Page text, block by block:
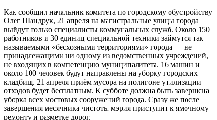
Как сообщил начальник комитета по городскому обустройству
Олег Шандрук, 21 апреля на магистральные улицы города
выйдут только специалисты коммунальных служб. Около 150
работников и 30 единиц специальной техники займутся так
называемыми «бесхозными территориями» города — не
принадлежащими ни одному из ведомственных учреждений,
не входящих в компетенцию муниципалитета. 16 машин и
около 100 человек будут направлены на уборку городских
кладбищ. 21 апреля приём мусора на полигоне утилизации
отходов будет бесплатным. К субботе должна быть завершена
уборка всех мостовых сооружений города. Сразу же после
завершения месячника чистоты мэрия приступит к ямочному
ремонту и разметке дорог.